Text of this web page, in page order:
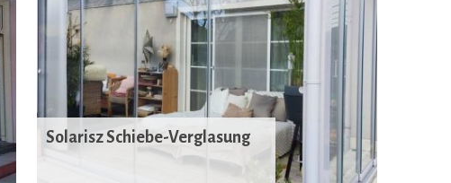
Solarisz Schiebe-Verglasung